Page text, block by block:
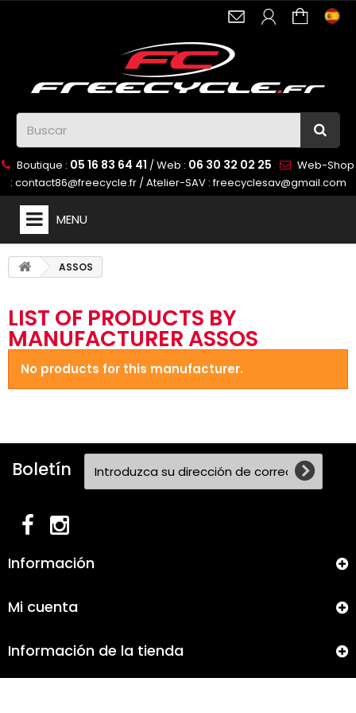
Boutique : 05 16 83 64 41 / Web : 06 30 32 02 25
Web-Shop
: contact86@freecycle.fr/ Atelier-SAV :freecyclesav@gmail.com
MENU
ASSOS
LIST OF PRODUCTS BY
MANUFACTURER ASSOS
No products for this manufacturer.
Boletín
Información
Mi cuenta
Información de la tienda